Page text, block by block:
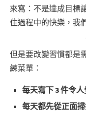
來寫：不是達成目標
住過程中的快樂，我
但是要改變習慣都是
練菜單：
每天寫下 3 件令
每天都先從正面